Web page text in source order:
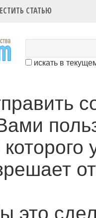
СТАТЬЮ
искать в
это